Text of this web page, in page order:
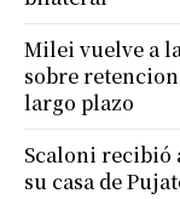
Milei vuelve a
sobre
largo plazo
Scaloni recibió
su casa de